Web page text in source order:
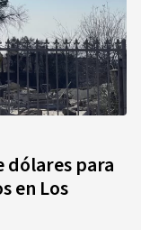
dólares para
en Los